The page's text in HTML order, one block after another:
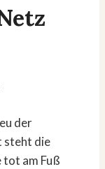
der
steht die
tot am Fuß